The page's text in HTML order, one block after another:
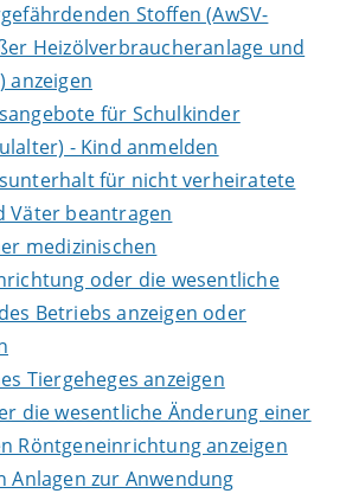
Stoffen (AwSV-
Heizölverbraucheranlage und
anzeigen
für Schulkinder
- Kind anmelden
für nicht verheiratete
Väter beantragen
medizinischen
oder die wesentliche
Betriebs anzeigen oder
Tiergeheges anzeigen
die wesentliche Änderung einer
Röntgeneinrichtung anzeigen
Anlagen zur Anwendung